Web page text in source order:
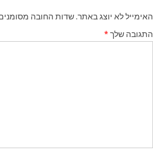
האימייל לא יוצג באתר. שדות החובה
התגובה שלך *